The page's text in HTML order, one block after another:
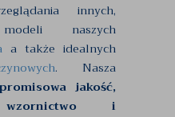
innych,
naszych
a także idealnych
. Nasza
jakość,
wzornictwo i